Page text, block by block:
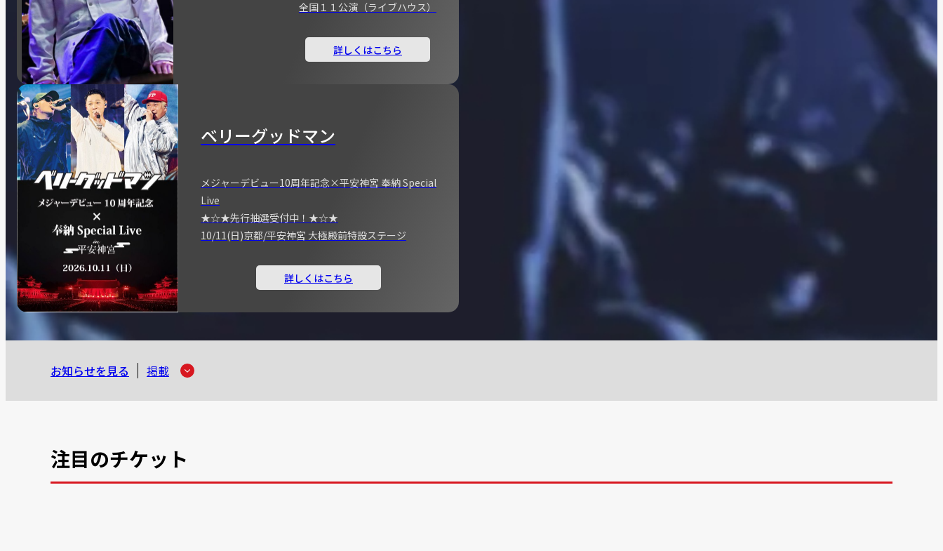
全国１１公演（ライブハウス）
詳しくはこちら
ベリーグッドマン
メジャーデビュー10周年記念×平安神宮 奉納 Special
Live
★☆★先行抽選受付中！★☆★
10/11(日)京都/平安神宮 大極殿前特設ステージ
詳しくはこちら
お知らせを見る 掲載
注目のチケット